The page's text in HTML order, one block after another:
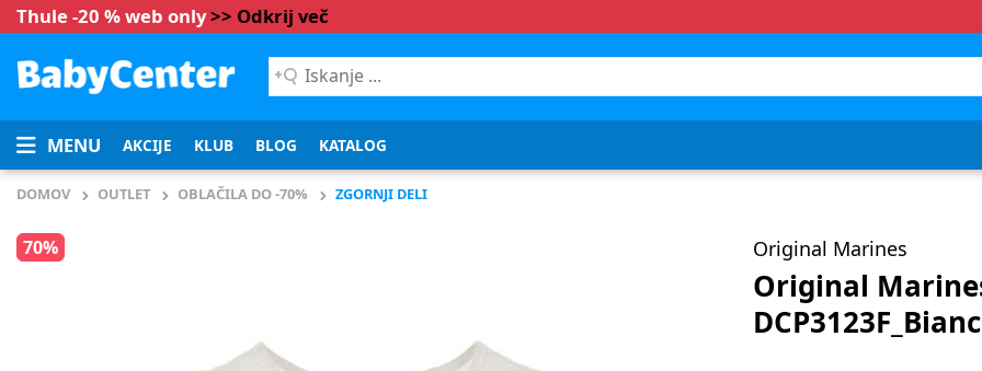
Thule -20 % web only>> Odkrij več
Iskanje
...
MENU AKCIJE KLUB BLOG KATALOG
DOMOV OUTLET OBLAČILA DO -70% ZGORNJI DELI
70% Original Marines
Original